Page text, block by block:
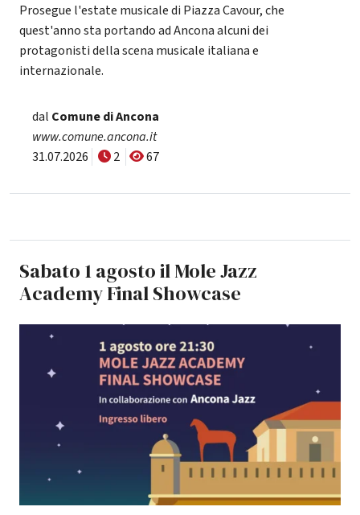
Prosegue l'estate musicale di Piazza Cavour, che
quest'anno sta portando ad Ancona alcuni dei
protagonisti della scena musicale italiana e
internazionale.
dal Comune di Ancona
www.comune.ancona.it
31.07.2026
2 67
Sabato 1 agosto il Mole Jazz
Academy Final Showcase